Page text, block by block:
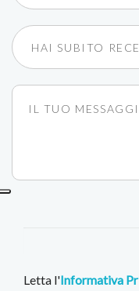
Letta l'Informativa